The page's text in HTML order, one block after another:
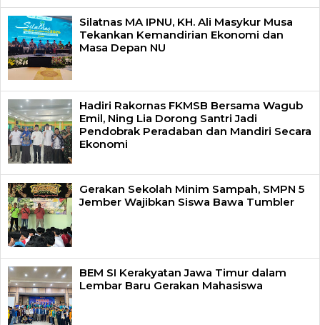
Silatnas MA IPNU, KH. Ali Masykur Musa
Tekankan Kemandirian Ekonomi dan
Masa Depan NU
Hadiri Rakornas FKMSB Bersama Wagub
Emil, Ning Lia Dorong Santri Jadi
Pendobrak Peradaban dan Mandiri Secara
Ekonomi
Gerakan Sekolah Minim Sampah, SMPN 5
Jember Wajibkan Siswa Bawa Tumbler
BEM SI Kerakyatan Jawa Timur dalam
Lembar Baru Gerakan Mahasiswa